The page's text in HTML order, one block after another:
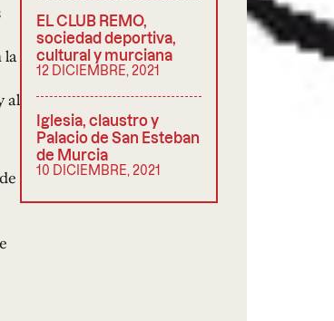
la
al
EL CLUB REMO,
sociedad deportiva,
cultural y murciana
12 DICIEMBRE, 2021
Iglesia, claustro y
Palacio de San Esteban
de Murcia
10 DICIEMBRE, 2021